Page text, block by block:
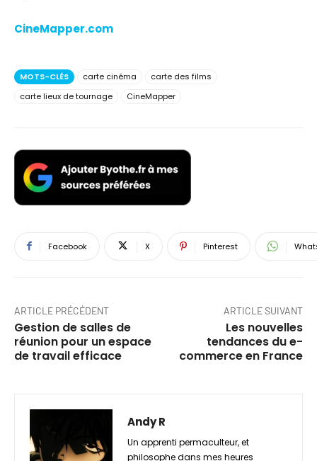
CineMapper.com
MOTS-CLÉS carte cinéma
carte des films
carte lieux de tournage
CineMapper
Facebook X Pinterest
ARTICLE PRÉCÉDENT
Gestion de salles de
réunion pour un espace
de travail efficace
ARTICLE SUIVANT
Les nouvelles
tendances du e-
commerce en France
Andy R
Un apprenti permaculteur, et
philosophe dans mes heures